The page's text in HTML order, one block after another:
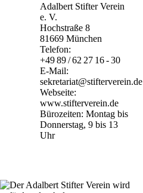
Adalbert Stifter Verein
e. V.
Hochstraße 8
81669 München
Telefon:
+49 89 / 62 27 16 - 30
E-Mail:
sekretariat@stifterverein.de
Webseite:
www.stifterverein.de
Bürozeiten: Montag bis
Donnerstag, 9 bis 13
Uhr